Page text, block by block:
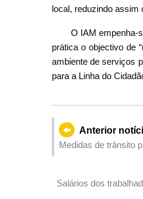
local, reduzindo assim
O IAM empenha-
prática o objectivo de
ambiente de serviços
para a Linha do
Anterior
Medidas de trânsito
Salários dos